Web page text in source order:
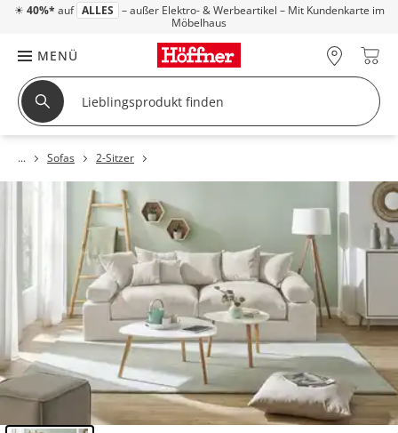
☀ 40%* auf ALLES – außer Elektro- & Werbeartikel – Mit Kundenkarte im
Möbelhaus
MENÜ
Sofas 2-Sitzer